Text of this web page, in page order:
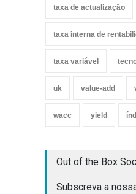
taxa de actualização
taxa interna de
taxa variável
uk value-add
wacc yield
Out of the Box
Subscreva a